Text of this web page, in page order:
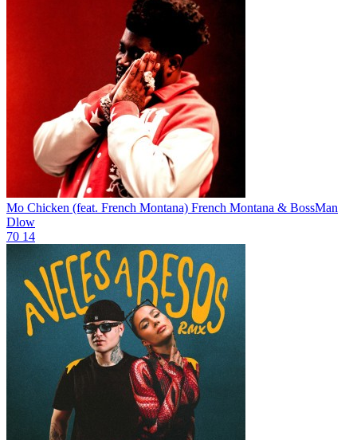
Mo Chicken (feat. French Montana) French Montana & BossMan
Dlow
70 14